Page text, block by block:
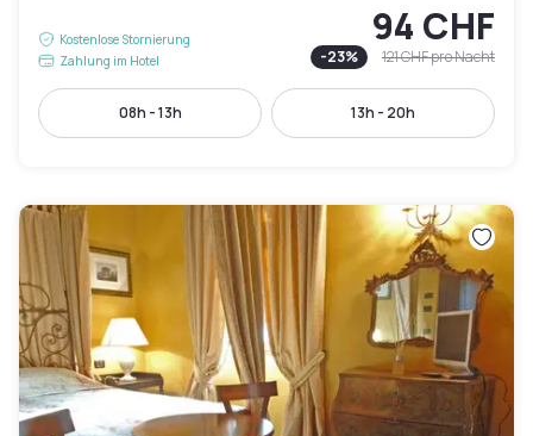
Kostenlose Stornierung
Zahlung im Hotel
94 CHF
-23% 121 CHFpro Nacht
08h - 13h 13h - 20h